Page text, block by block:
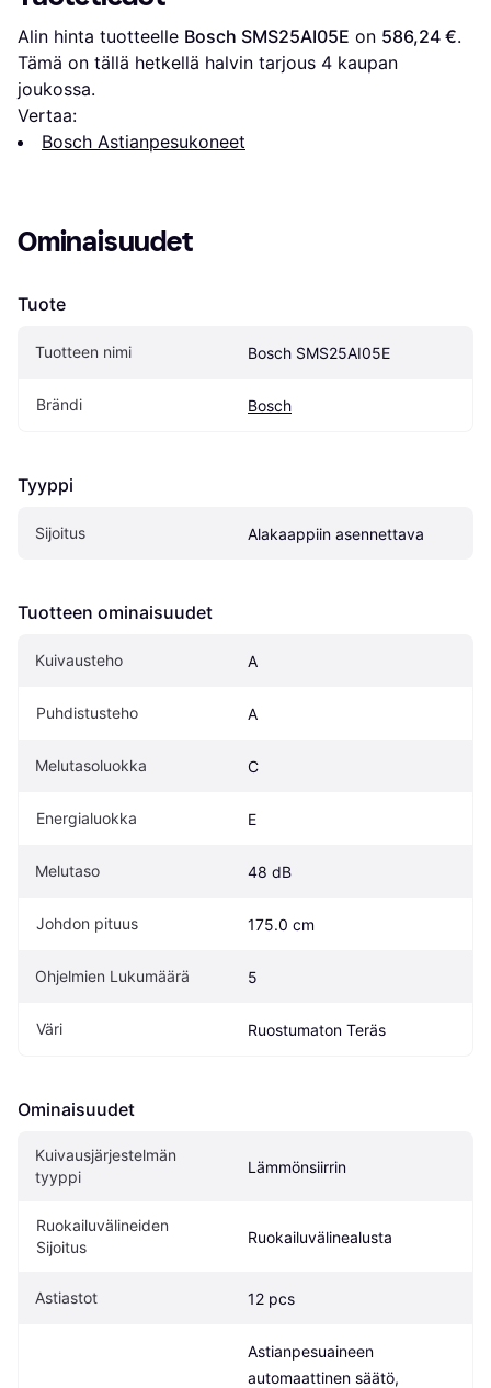
Alin hinta tuotteelle Bosch SMS25AI05E on 586,24 €.
Tämä on tällä hetkellä halvin tarjous 4 kaupan
joukossa.
Vertaa:
Bosch Astianpesukoneet
Ominaisuudet
Tuote
Tuotteen nimi Bosch SMS25AI05E
Brändi Bosch
Tyyppi
Sijoitus Alakaappiin asennettava
Tuotteen ominaisuudet
Kuivausteho A
Puhdistusteho A
Melutasoluokka C
Energialuokka E
Melutaso 48 dB
Johdon pituus 175.0 cm
Ohjelmien Lukumäärä 5
Väri Ruostumaton Teräs
Ominaisuudet
Kuivausjärjestelmän
tyyppi
Lämmönsiirrin
Ruokailuvälineiden
Sijoitus
Ruokailuvälinealusta
Astiastot 12 pcs
Astianpesuaineen
automaattinen säätö,